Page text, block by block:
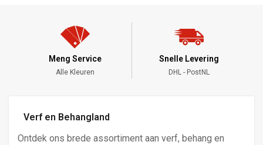
Meng Service
Alle Kleuren
Snelle Levering
DHL - PostNL
Verf en Behangland
Ontdek ons brede assortiment aan verf, behang en